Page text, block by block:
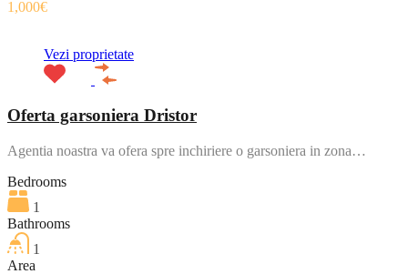
1,000€
Vezi proprietate
Oferta garsoniera Dristor
Agentia noastra va ofera spre inchiriere o garsoniera in zona…
Bedrooms
1
Bathrooms
1
Area